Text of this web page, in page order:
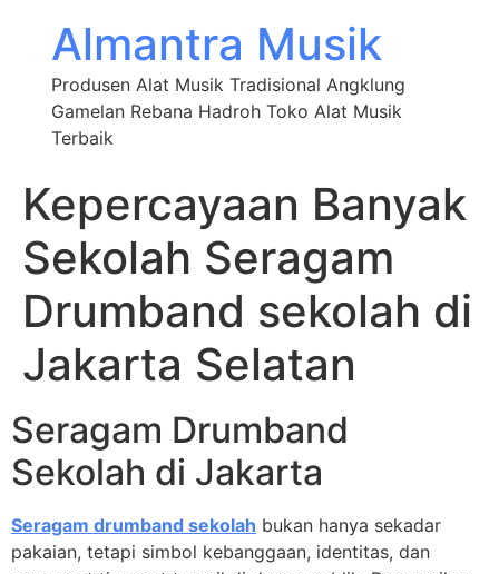
Almantra Musik
Produsen Alat Musik Tradisional Angklung
Gamelan Rebana Hadroh Toko Alat Musik
Terbaik
Kepercayaan Banyak
Sekolah Seragam
Drumband sekolah di
Jakarta Selatan
Seragam Drumband
Sekolah di Jakarta
Seragam drumband sekolah bukan hanya sekadar
pakaian, tetapi simbol kebanggaan, identitas, dan